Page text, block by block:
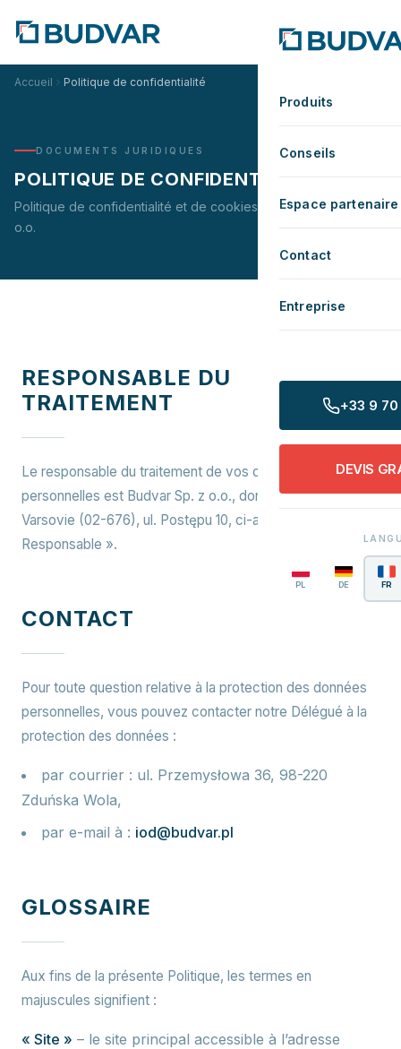
Produits
Conseils
Espace partenaire
Contact
Entreprise
+33 9 70
DEVIS
PL DE FR
Accueil Politique de confidentialité
DOCUMENTS JURIDIQUES
POLITIQUE DE CONFIDENTIALITÉ
Politique de confidentialité et de cookies de BUDVAR Sp. z
o.o.
RESPONSABLE DU
TRAITEMENT
Le responsable du traitement de vos données
personnelles est Budvar Sp. z o.o., dont le siège est à
Varsovie (02-676), ul. Postępu 10, ci-après dénommé «
Responsable ».
CONTACT
Pour toute question relative à la protection des données
personnelles, vous pouvez contacter notre Délégué à la
protection des données :
par courrier : ul. Przemysłowa 36, 98-220
Zduńska Wola,
par e-mail à : iod@budvar.pl
GLOSSAIRE
Aux fins de la présente Politique, les termes en
majuscules signifient :
« Site » – le site principal accessible à l’adresse